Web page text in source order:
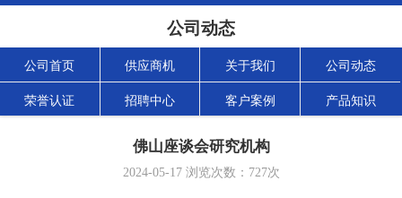
公司动态
公司首页 供应商机 关于我们 公司动态
荣誉认证 招聘中心 客户案例 产品知识
佛山座谈会研究机构
2024-05-17浏览次数： 727次